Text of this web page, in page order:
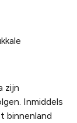
zijn
Inmiddels
binnenland